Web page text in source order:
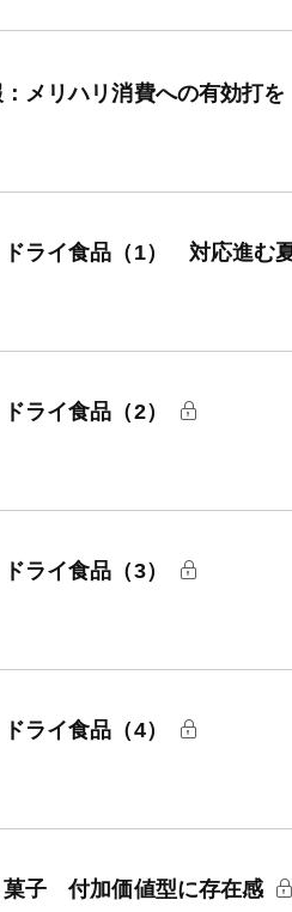
メリハリ消費への有効打を
ライ食品（1） 対応進む
ライ食品（2）
ライ食品（3）
ライ食品（4）
菓子 付加価値型に存在感